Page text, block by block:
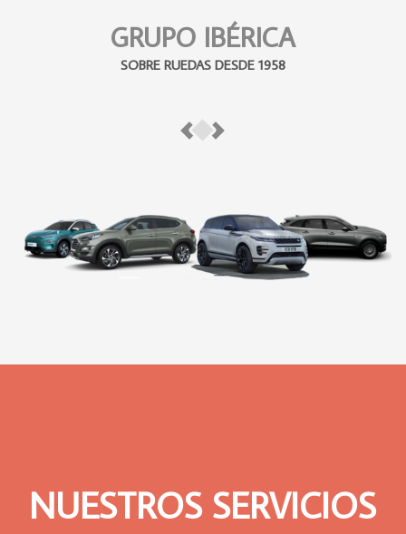
GRUPO IBÉRICA
SOBRE RUEDAS DESDE 1958
NUESTROS SERVICIOS